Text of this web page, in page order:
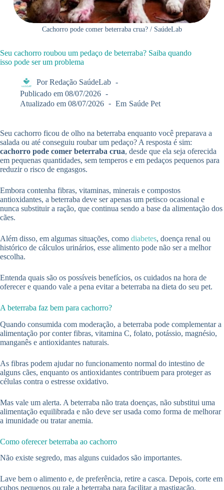
⁠Cachorro pode comer beterraba crua? / SaúdeLab
Seu cachorro roubou um pedaço de beterraba? Saiba quando
isso pode ser um problema
Por Redação SaúdeLab
Publicado em 08/07/2026
Atualizado em 08/07/2026 Em Saúde Pet
Seu cachorro ficou de olho na beterraba enquanto você preparava a
salada ou até conseguiu roubar um pedaço? A resposta é sim:
cachorro pode comer beterraba crua, desde que ela seja oferecida
em pequenas quantidades, sem temperos e em pedaços pequenos para
reduzir o risco de engasgos.
Embora contenha fibras, vitaminas, minerais e compostos
antioxidantes, a beterraba deve ser apenas um petisco ocasional e
nunca substituir a ração, que continua sendo a base da alimentação dos
cães.
Além disso, em algumas situações, como diabetes, doença renal ou
histórico de cálculos urinários, esse alimento pode não ser a melhor
escolha.
Entenda quais são os possíveis benefícios, os cuidados na hora de
oferecer e quando vale a pena evitar a beterraba na dieta do seu pet.
A beterraba faz bem para cachorro?
Quando consumida com moderação, a beterraba pode complementar a
alimentação por conter fibras, vitamina C, folato, potássio, magnésio,
manganês e antioxidantes naturais.
As fibras podem ajudar no funcionamento normal do intestino de
alguns cães, enquanto os antioxidantes contribuem para proteger as
células contra o estresse oxidativo.
Mas vale um alerta. A beterraba não trata doenças, não substitui uma
alimentação equilibrada e não deve ser usada como forma de melhorar
a imunidade ou tratar anemia.
Como oferecer beterraba ao cachorro
Não existe segredo, mas alguns cuidados são importantes.
Lave bem o alimento e, de preferência, retire a casca. Depois, corte em
cubos pequenos ou rale a beterraba para facilitar a mastigação.